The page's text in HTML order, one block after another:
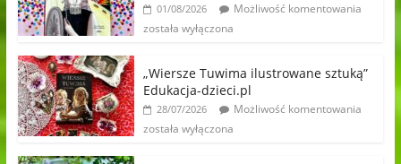
01/08/2026
Możliwość komentowania
została wyłączona
„Wiersze Tuwima ilustrowane sztuką”
Edukacja-dzieci.pl
28/07/2026
Możliwość komentowania
została wyłączona